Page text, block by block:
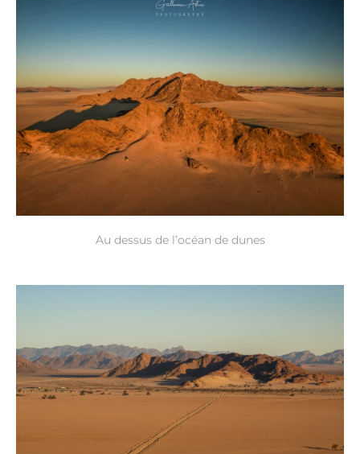
Au dessus de l’océan de dunes